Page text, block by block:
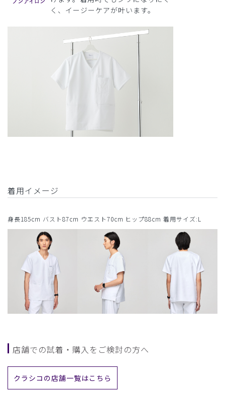
く、イージーケアが叶います。
着用イメージ
身長185cm バスト87cm ウエスト70cm ヒップ88cm 着用サイズ:L
店舗での試着・購入をご検討の方へ
クラシコの店舗一覧はこちら